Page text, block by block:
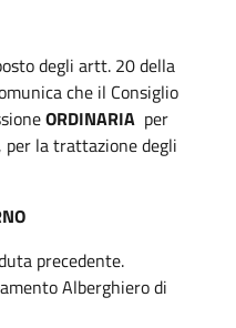
degli artt. 20 della
che il Consiglio
ORDINARIA per
, per la trattazione degli
precedente.
Alberghiero di